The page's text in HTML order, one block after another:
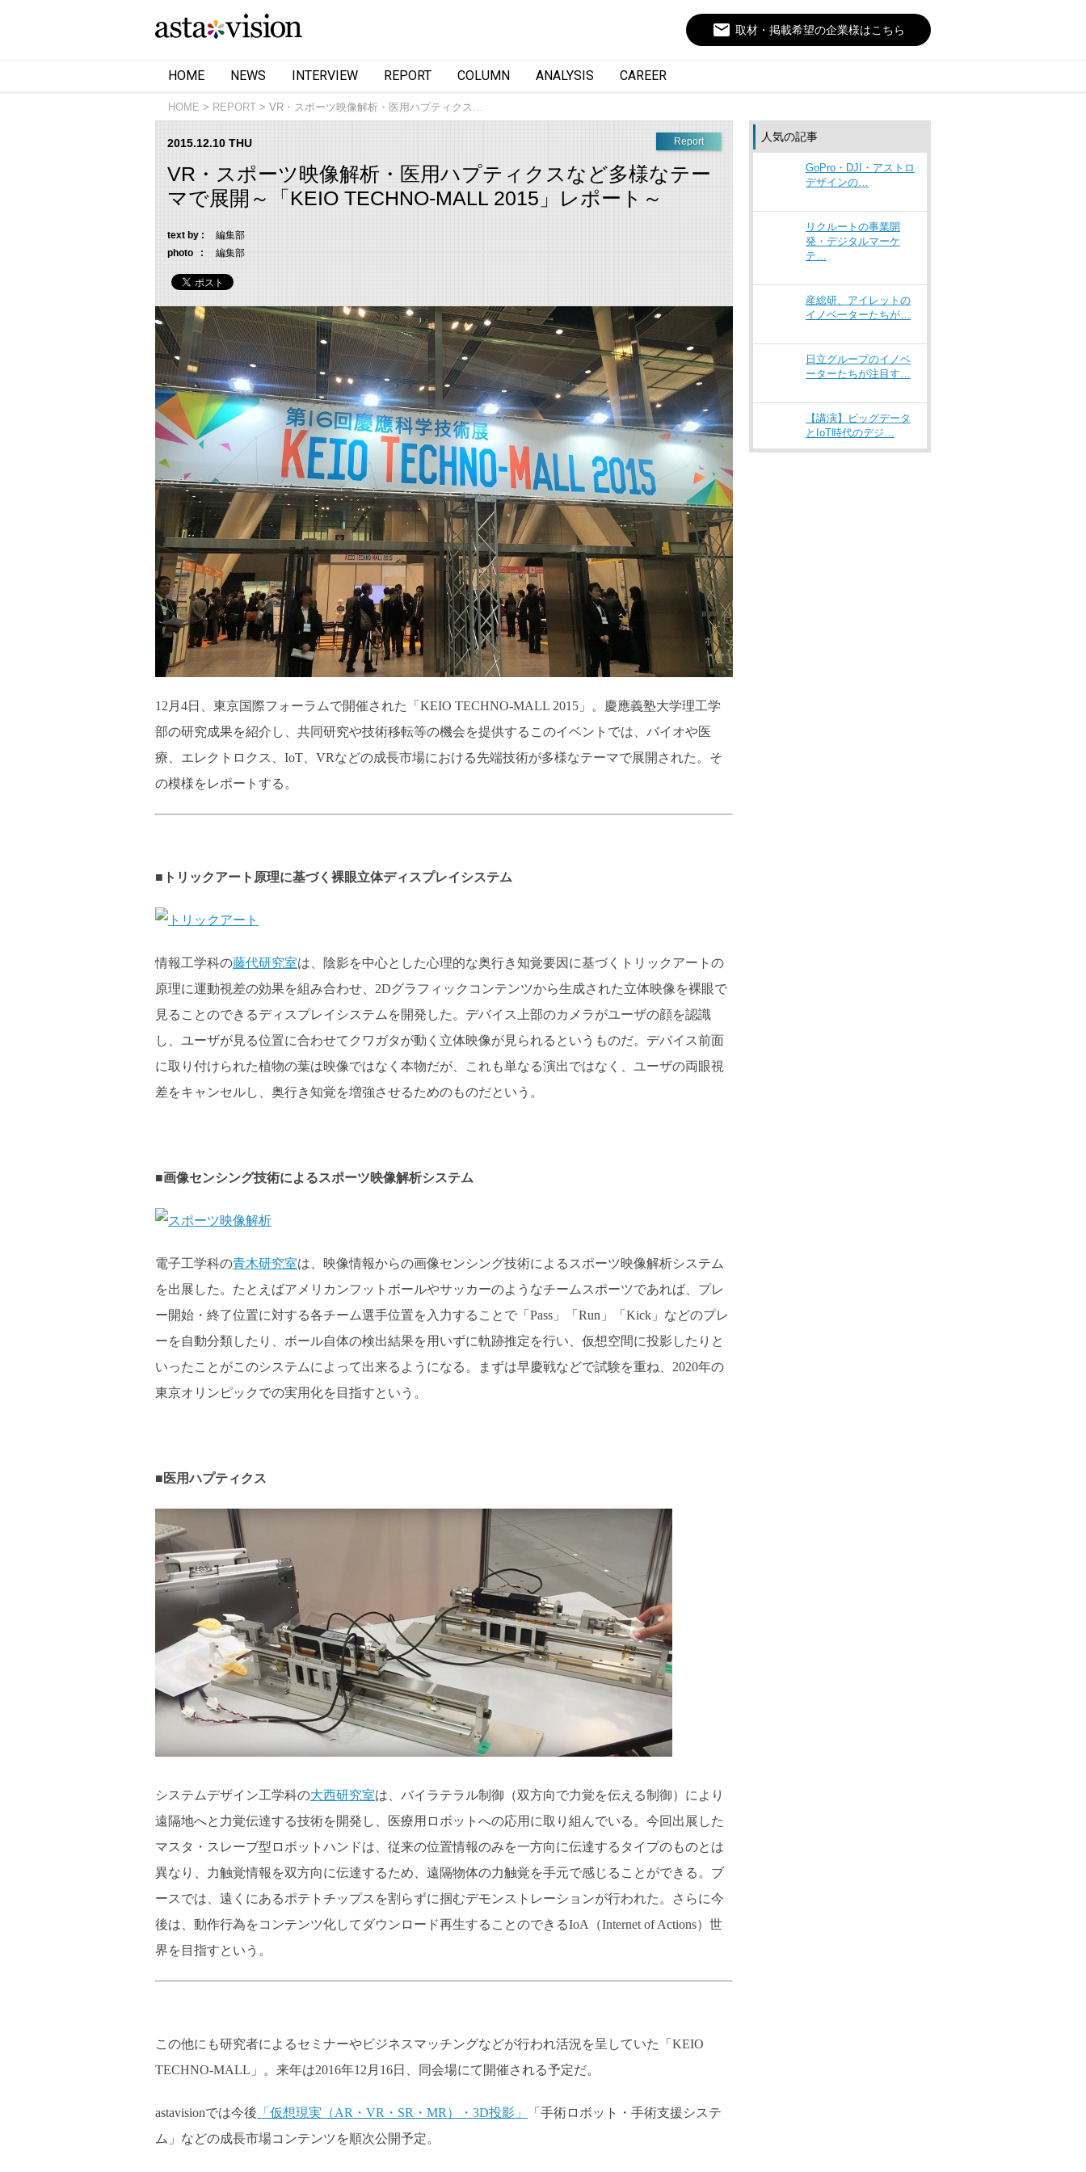
email 取材・掲載希望の企業様はこちら
HOME NEWS INTERVIEW REPORT COLUMN ANALYSIS CAREER
HOME REPORT VR・スポーツ映像解析・医用ハプティクス…
Report
2015.12.10 THU
VR・スポーツ映像解析・医用ハプティクスなど多様なテー
マで展開～「KEIO TECHNO-MALL 2015」レポート～
text by :
編集部
photo :
編集部
12月4日、東京国際フォーラムで開催された「KEIO TECHNO-MALL 2015」。慶應義塾大学理工学
部の研究成果を紹介し、共同研究や技術移転等の機会を提供するこのイベントでは、バイオや医
療、エレクトロクス、IoT、VRなどの成長市場における先端技術が多様なテーマで展開された。そ
の模様をレポートする。
■トリックアート原理に基づく裸眼立体ディスプレイシステム
情報工学科の藤代研究室は、陰影を中心とした心理的な奥行き知覚要因に基づくトリックアートの
原理に運動視差の効果を組み合わせ、2Dグラフィックコンテンツから生成された立体映像を裸眼で
見ることのできるディスプレイシステムを開発した。デバイス上部のカメラがユーザの顔を認識
し、ユーザが見る位置に合わせてクワガタが動く立体映像が見られるというものだ。デバイス前面
に取り付けられた植物の葉は映像ではなく本物だが、これも単なる演出ではなく、ユーザの両眼視
差をキャンセルし、奥行き知覚を増強させるためのものだという。
■画像センシング技術によるスポーツ映像解析システム
電子工学科の青木研究室は、映像情報からの画像センシング技術によるスポーツ映像解析システム
を出展した。たとえばアメリカンフットボールやサッカーのようなチームスポーツであれば、プレ
ー開始・終了位置に対する各チーム選手位置を入力することで「Pass」「Run」「Kick」などのプレ
ーを自動分類したり、ボール自体の検出結果を用いずに軌跡推定を行い、仮想空間に投影したりと
いったことがこのシステムによって出来るようになる。まずは早慶戦などで試験を重ね、2020年の
東京オリンピックでの実用化を目指すという。
■医用ハプティクス
システムデザイン工学科の大西研究室は、バイラテラル制御（双方向で力覚を伝える制御）により
遠隔地へと力覚伝達する技術を開発し、医療用ロボットへの応用に取り組んでいる。今回出展した
マスタ・スレーブ型ロボットハンドは、従来の位置情報のみを一方向に伝達するタイプのものとは
異なり、力触覚情報を双方向に伝達するため、遠隔物体の力触覚を手元で感じることができる。ブ
ースでは、遠くにあるポテトチップスを割らずに掴むデモンストレーションが行われた。さらに今
後は、動作行為をコンテンツ化してダウンロード再生することのできるIoA（Internet of Actions）世
界を目指すという。
この他にも研究者によるセミナーやビジネスマッチングなどが行われ活況を呈していた「KEIO
TECHNO-MALL」。来年は2016年12月16日、同会場にて開催される予定だ。
astavisionでは今後 「仮想現実（AR・VR・SR・MR）・3D投影」
「手術ロボット・手術支援システ
ム」などの成長市場コンテンツを順次公開予定。
人気の記事
GoPro・DJI・アストロ
デザインの…
リクルートの事業開
発・デジタルマーケ
テ…
産総研、アイレットの
イノベーターたちが…
日立グループのイノベ
ーターたちが注目す…
【講演】ビッグデータ
とIoT時代のデジ…